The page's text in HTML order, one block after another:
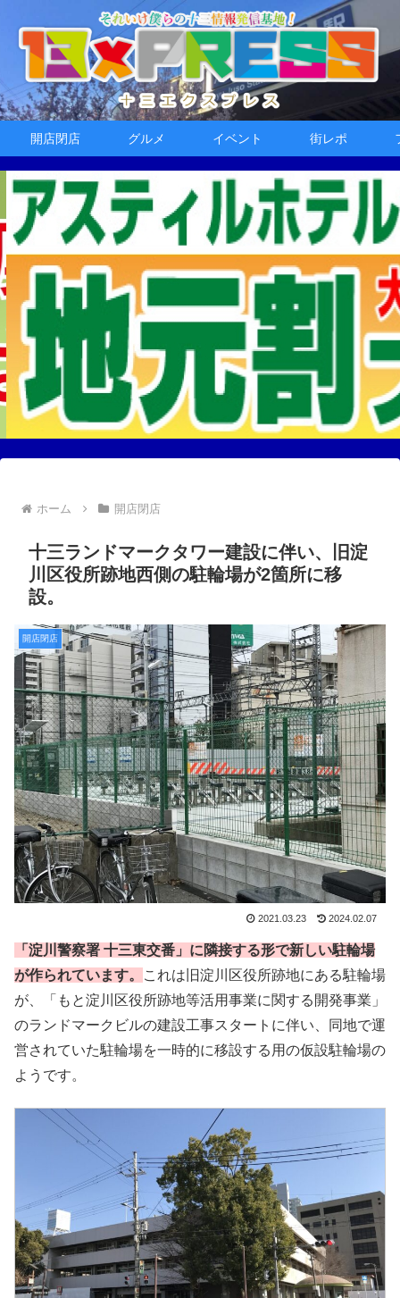
開店閉店 グルメ イベント 街レポ
ホーム 開店閉店
十三ランドマークタワー建設に伴い、旧淀
川区役所跡地西側の駐輪場が2箇所に移
設。
開店閉店
2021.03.23 2024.02.07
「淀川警察署 十三東交番」に隣接する形で新しい駐輪場
が作られています。
これは旧淀川区役所跡地にある駐輪場
が、「もと淀川区役所跡地等活用事業に関する開発事業」
のランドマークビルの建設工事スタートに伴い、同地で運
営されていた駐輪場を一時的に移設する用の仮設駐輪場の
ようです。